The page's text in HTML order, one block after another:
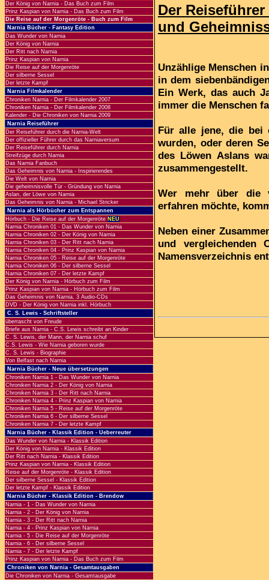
Der König von Narnia - Das Buch zum Film
Prinz Kaspian von Narnia - Das Buch zum Film
Die Reise auf der Morgenröte - Buch zum Film
Narnia Bücher - Fantasy Edition
Das Wunder von Narnia
Der König von Narnia
Der Ritt nach Narnia
Prinz Kaspian von Narnia
Die Reise auf der Morgenröte
Der silberne Sessel
Der letzte Kampf
Narnia Filmkalender
Chroniken Narnia - Der Filmkalender 2007
Chroniken Narnia - Der Filmkalender 2008
Kalender - Die Chroniken von Narnia 2009
Narnia Reiseführer
Der Reiseführer durch die Narnia-Welt
Der offizieller Führer durch das Narniaversum
Der Reiseführer durch Narnia
Streifzüge durch Narnia
Das Narnia Fanbuch
Das Geheimnis von Narnia - Inspirierendes
Die Welt von Narnia
Die geheimnisvolle Tür - Gründung von Narnia
Aslan, der Löwe von Narnia
Das Geheimnis von Narnia - Michael Stricker
Narnia als Hörbücher zum Entspannen
Hörbuch - Die Reise auf der Morgenröte NEU
Narnia Chroniken 01 - Das Wunder von Narnia
Narnia Chroniken 02 - Der König von Narnia
Narnia Chroniken 03 - Der Ritt nach Narnia
Narnia Chroniken 04 - Prinz Kaspian von Narnia
Narnia Chroniken 05 - Reise auf der Morgenröte
Narnia Chroniken 06 - Der silberne Sessel
Narnia Chroniken 07 - Der letzte Kampf
Der König von Narnia - Hörbuch zum Film
Prinz Kaspian von Narnia - Hörbuch zum Film
Das Geheimnis von Narnia, 3 Audio-CDs
DVD - Der König von Narnia inkl. Hörbuch
C. S. Lewis - Schriftsteller
überrascht von Freude
Briefe aus Narnia - C.S. Lewis schreibt an Kinder
C. S. Lewis, der Mann, der Narnia schuf
C.S. Lewis - Wie Narnia geboren wurde
C. S. Lewis - Biographie
Von Belfast nach Narnia
Narnia Bücher - Neue übersetzungen
Chroniken Narnia 1 - Das Wunder von Narnia
Chroniken Narnia 2 - Der König von Narnia
Chroniken Narnia 3 - Der Ritt nach Narnia
Chroniken Narnia 4 - Prinz Kaspian von Narnia
Chroniken Narnia 5 - Reise auf der Morgenröte
Chroniken Narnia 6 - Der silberne Sessel
Chroniken Narnia 7 - Der letzte Kampf
Narnia Bücher - Klassik Edition - Ueberreuter
Das Wunder von Narnia - Klassik Edition
Der König von Narnia - Klassik Edition
Der Ritt nach Narnia - Klassik Edition
Prinz Kaspian von Narnia - Klassik Edition
Reise auf der Morgenröte - Klassik Edition
Der silberne Sessel - Klassik Edition
Der letzte Kampf - Klassik Edition
Narnia Bücher - Klassik Edition - Brendow
Narnia - 1 - Das Wunder von Narnia
Narnia - 2 - Der König von Narnia
Narnia - 3 - Der Ritt nach Narnia
Narnia - 4 - Prinz Kaspian von Narnia
Narnia - 5 - Die Reise auf der Morgenröte
Narnia - 6 - Der silberne Sessel
Narnia - 7 - Der letzte Kampf
Prinz Kaspian von Narnia - Das Buch zum Film
Chroniken von Narnia - Gesamtausgaben
Die Chroniken von Narnia - Gesamtausgabe
Der
und
Unzählige Menschen
in dem
Ein Werk, das auch
immer die Menschen
Für alle jene, die bei
wurden, oder deren
des Löwen Aslans
zusammengestellt.
Wer mehr über die
erfahren möchte,
Neben einer
und vergleichenden
Namensverzeichnis